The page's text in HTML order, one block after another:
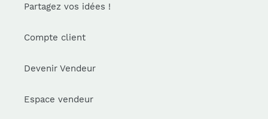
Partagez vos idées !
Compte client
Devenir Vendeur
Espace vendeur